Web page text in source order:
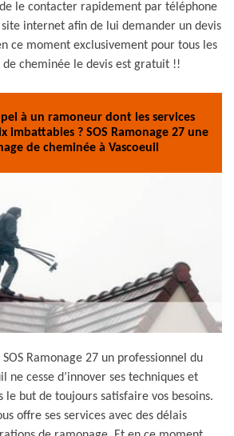
de le contacter rapidement par téléphone
internet afin de lui demander un devis
ce moment exclusivement pour tous les
cheminée le devis est gratuit !!
à un ramoneur dont les services
imbattables ? SOS Ramonage 27 une
de cheminée à Vascoeuil
SOS Ramonage 27 un professionnel du
ne cesse d’innover ses techniques et
le but de toujours satisfaire vos besoins.
offre ses services avec des délais